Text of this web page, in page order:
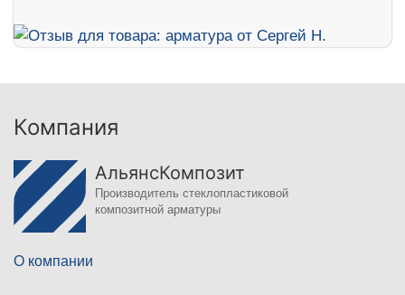
Компания
АльянсКомпозит
Производитель стеклопластиковой
композитной арматуры
О компании